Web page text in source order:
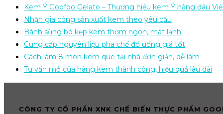
Kem Ý Goofoo Gelato – Thương hiệu kem Ý hàng đầu
Nhận gia công sản xuất kem theo yêu cầu
Bánh sừng bò kẹp kem thơm ngon, mát lạnh
Cung cấp nguyên liệu pha chế đồ uống giá tốt
Cách làm 8 món kem que tại nhà đơn giản, dễ làm
Tư vấn mở cửa hàng kem thành công, hiệu quả lâu dài
CÔNG TY CỔ PHẦN XNK CHẾ BIẾN THỰC PHẨM